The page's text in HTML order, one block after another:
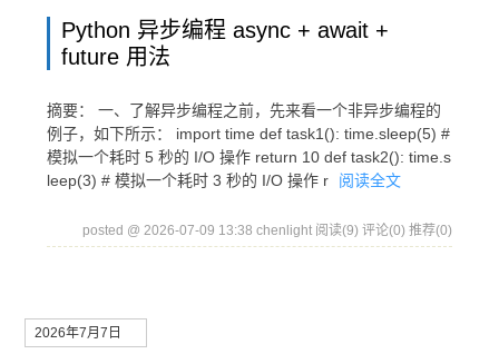
Python 异步编程 async + await +
future 用法
摘要： 一、了解异步编程之前，先来看一个非异步编程的
例子，如下所示： import time def task1(): time.sleep(5) #
模拟一个耗时 5 秒的 I/O 操作 return 10 def task2(): time.s
leep(3) # 模拟一个耗时 3 秒的 I/O 操作 r
阅读全文
posted @ 2026-07-09 13:38 chenlight 阅读(9) 评论(0) 推荐(0)
2026年7月7日